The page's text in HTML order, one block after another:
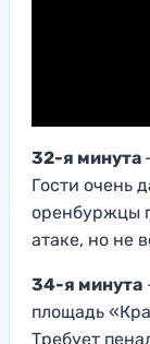
32-я минута
Гости очень
оренбуржцы
атаке, но не
34-я минута
площадь
Требует